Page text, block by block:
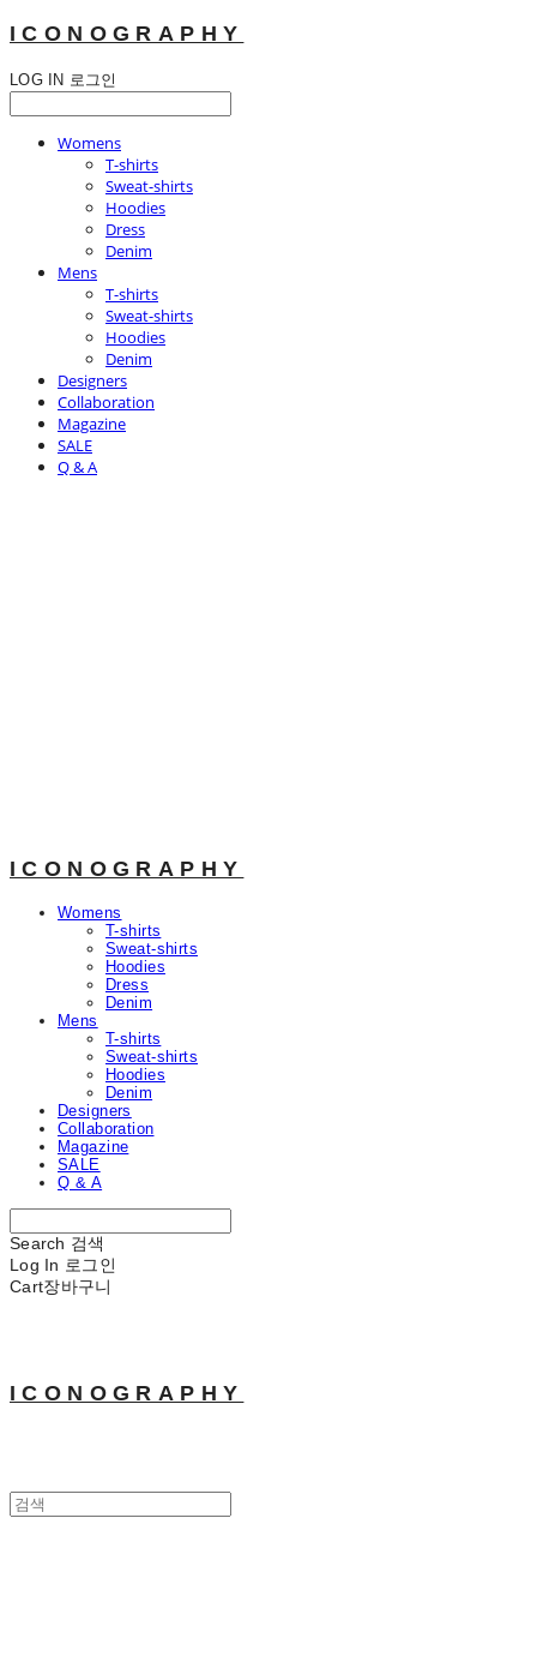
ICONOGRAPHY
LOG IN 로그인
Womens
T-shirts
Sweat-shirts
Hoodies
Dress
Denim
Mens
T-shirts
Sweat-shirts
Hoodies
Denim
Designers
Collaboration
Magazine
SALE
Q & A
ICONOGRAPHY
Womens
T-shirts
Sweat-shirts
Hoodies
Dress
Denim
Mens
T-shirts
Sweat-shirts
Hoodies
Denim
Designers
Collaboration
Magazine
SALE
Q & A
Search 검색
Log In 로그인
Cart장바구니
ICONOGRAPHY